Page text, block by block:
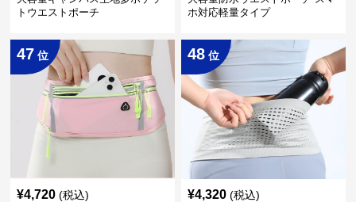
トウエストポーチ
ホ対応軽量タイプ
47 位
¥4,720 (税込)
48 位
¥4,320 (税込)